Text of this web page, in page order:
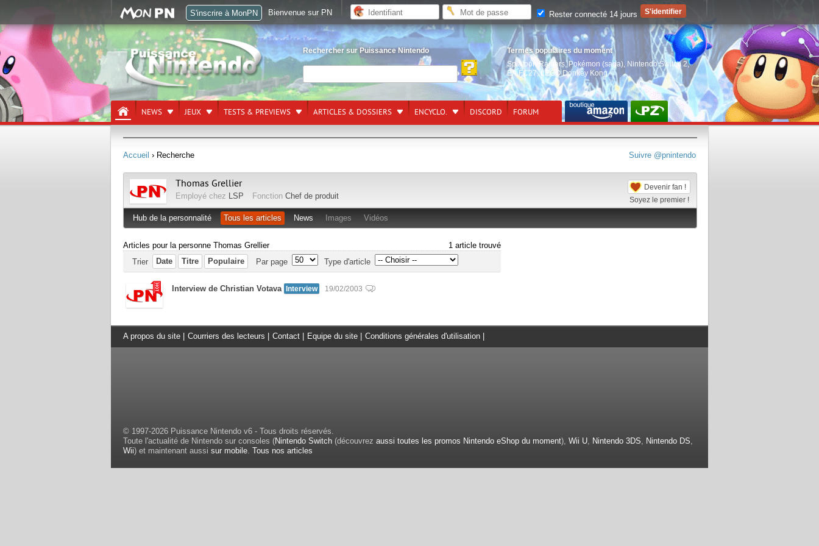
Rechercher sur Puissance Nintendo
Termes populaires du moment
Splatoon Raiders, Pokémon (saga) Nintendo Switch 2,
EA FC27,LEGO Donkey Kong
NEWS JEUX TESTS & PREVIEWS ARTICLES & DOSSIERS ENCYCLO. DISCORD FORUM
Suivre @pnintendo
Accueil › Recherche
Devenir fan !
Soyez le premier !
Thomas Grellier
Employé chez LSP Fonction Chef de produit
Hub de la personnalité Tous les articles News Images Vidéos
Articles pour la personne Thomas Grellier
1 article trouvé
Trier
Date Titre Populaire Par page Type d'article
Interview de Christian Votava Interview 19/02/2003
A propos du site Courriers des lecteurs Contact Equipe du site Conditions générales d'utilisation
© 1997-2026 Puissance Nintendo v6 - Tous droits réservés.
Toute l'actualité de Nintendo sur consoles (Nintendo Switch (découvrez aussi toutes les promos Nintendo eShop du moment), Wii U, Nintendo 3DS, Nintendo DS,
Wii) et maintenant aussi sur mobile. Tous nos articles
S'inscrire à MonPN Bienvenue sur PN Rester connecté 14 jours